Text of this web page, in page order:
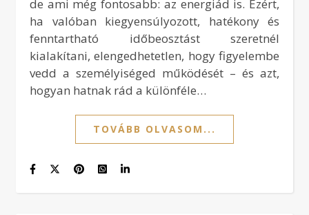
de ami még fontosabb: az energiád is. Ezért,
ha valóban kiegyensúlyozott, hatékony és
fenntartható időbeosztást szeretnél
kialakítani, elengedhetetlen, hogy figyelembe
vedd a személyiséged működését – és azt,
hogyan hatnak rád a különféle…
TOVÁBB OLVASOM...